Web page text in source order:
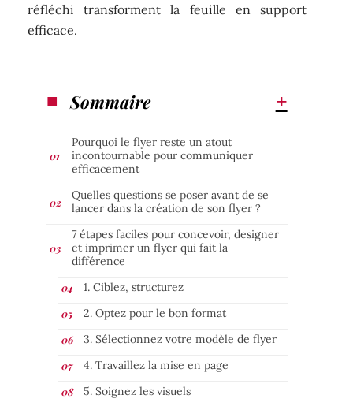
réfléchi transforment la feuille en support
efficace.
Sommaire
Pourquoi le flyer reste un atout
incontournable pour communiquer
efficacement
Quelles questions se poser avant de se
lancer dans la création de son flyer ?
7 étapes faciles pour concevoir, designer
et imprimer un flyer qui fait la
différence
1. Ciblez, structurez
2. Optez pour le bon format
3. Sélectionnez votre modèle de flyer
4. Travaillez la mise en page
5. Soignez les visuels